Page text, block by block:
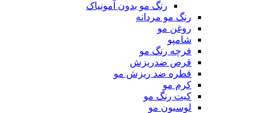
رنگ مو بدون آمونیاک
رنگ مو مردانه
روغن مو
شامپو
فرچه رنگ مو
قرص ضدریزش
قطره ضد ریزش مو
کرم مو
کیت رنگ مو
لوسیون مو